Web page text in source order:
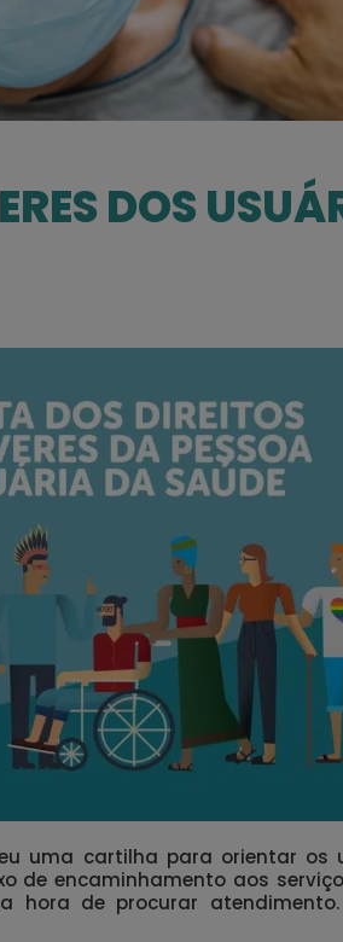
DOS
uma cartilha para orientar os
de encaminhamento aos
hora de procurar